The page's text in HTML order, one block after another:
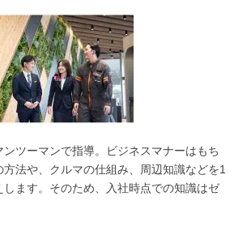
ツーマンで指導。ビジネスマナーはもち
法や、クルマの仕組み、周辺知識などを1
ます。そのため、入社時点での知識はゼ